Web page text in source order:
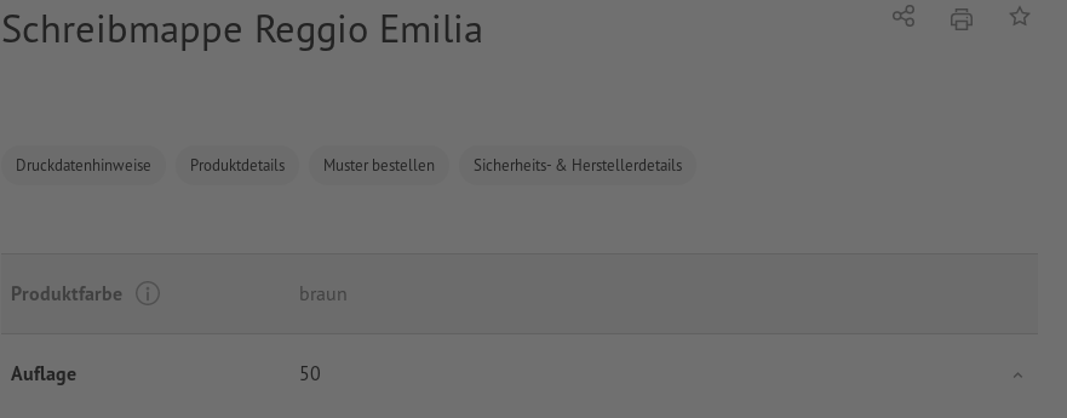
Schreibmappe Reggio Emilia
Druckdatenhinweise Produktdetails Muster bestellen Sicherheits- & Herstellerdetails
Teilen DruckenAuf
Produktfarbe braun
Auflage 50